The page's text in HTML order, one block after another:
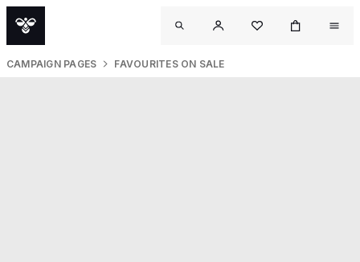
CAMPAIGN PAGES FAVOURITES ON SALE